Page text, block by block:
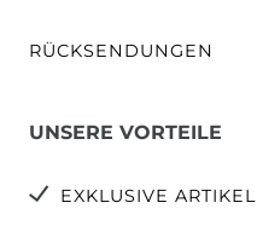
RÜCKSENDUNGEN
UNSERE VORTEILE
EXKLUSIVE ARTIKEL